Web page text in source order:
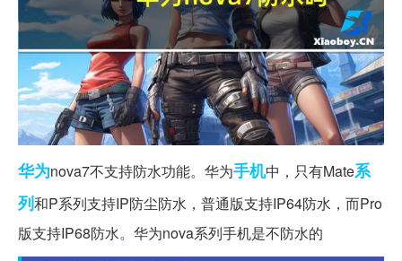
华为nova7不支持防水功能。华为手机中，只有Mate系
列和P系列支持IP防尘防水，普通版支持IP64防水，而Pro
版支持IP68防水。华为nova系列手机是不防水的